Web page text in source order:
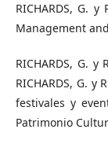
RICHARDS, G.
Management
RICHARDS, G. y
RICHARDS, G. y
festivales y
Patrimonio